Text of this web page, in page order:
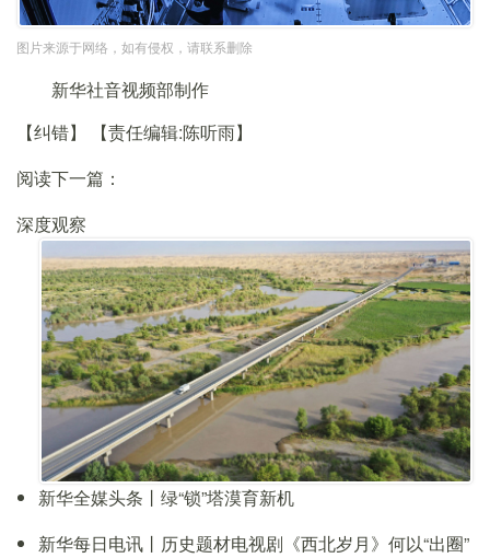
图片来源于网络，如有侵权，请联系删除
新华社音视频部制作
【纠错】
【责任编辑:陈听雨】
阅读下一篇：
深度观察
新华全媒头条丨绿“锁”塔漠育新机
新华每日电讯丨历史题材电视剧《西北岁月》何以“出圈”